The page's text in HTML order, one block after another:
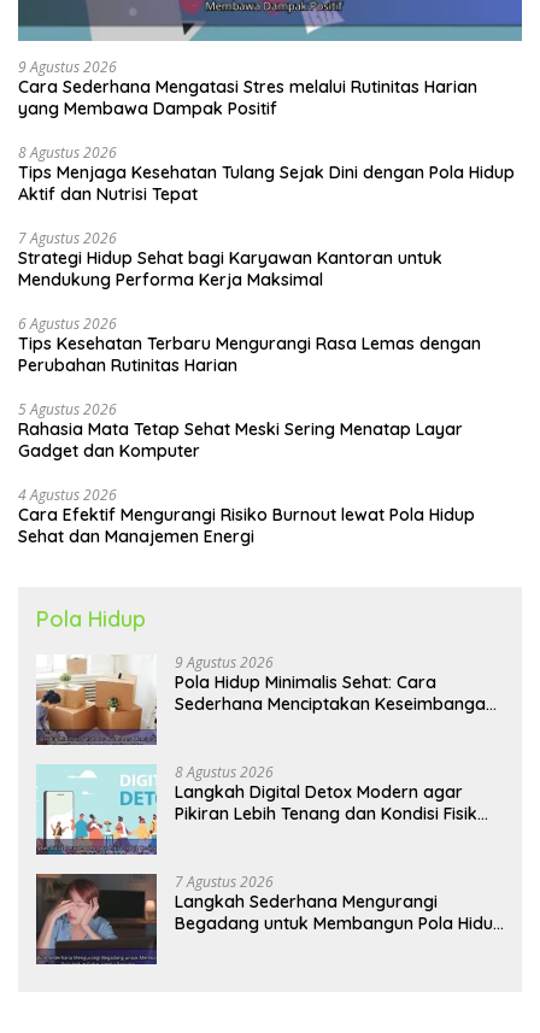
9 Agustus 2026
Cara Sederhana Mengatasi Stres melalui Rutinitas Harian
yang Membawa Dampak Positif
8 Agustus 2026
Tips Menjaga Kesehatan Tulang Sejak Dini dengan Pola Hidup
Aktif dan Nutrisi Tepat
7 Agustus 2026
Strategi Hidup Sehat bagi Karyawan Kantoran untuk
Mendukung Performa Kerja Maksimal
6 Agustus 2026
Tips Kesehatan Terbaru Mengurangi Rasa Lemas dengan
Perubahan Rutinitas Harian
5 Agustus 2026
Rahasia Mata Tetap Sehat Meski Sering Menatap Layar
Gadget dan Komputer
4 Agustus 2026
Cara Efektif Mengurangi Risiko Burnout lewat Pola Hidup
Sehat dan Manajemen Energi
Pola Hidup
9 Agustus 2026
Pola Hidup Minimalis Sehat: Cara
Sederhana Menciptakan Keseimbangan
8 Agustus 2026
Langkah Digital Detox Modern agar
Pikiran Lebih Tenang dan Kondisi Fisik
7 Agustus 2026
Langkah Sederhana Mengurangi
Begadang untuk Membangun Pola Hidup